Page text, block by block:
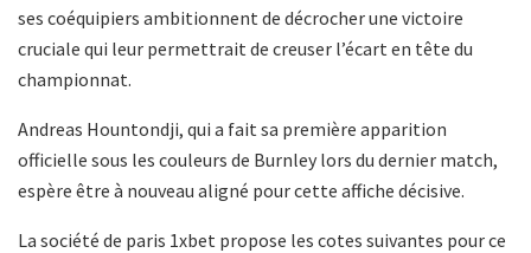
ses coéquipiers ambitionnent de décrocher une victoire
cruciale qui leur permettrait de creuser l’écart en tête du
championnat.
Andreas Hountondji, qui a fait sa première apparition
officielle sous les couleurs de Burnley lors du dernier match,
espère être à nouveau aligné pour cette affiche décisive.
La société de paris 1xbet propose les cotes suivantes pour ce